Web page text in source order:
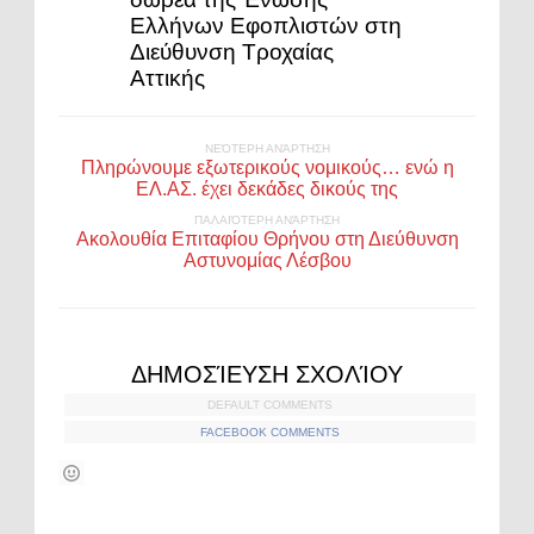
Ελλήνων Εφοπλιστών στη
Διεύθυνση Τροχαίας
Αττικής
ΝΕΌΤΕΡΗ ΑΝΆΡΤΗΣΗ
Πληρώνουμε εξωτερικούς νομικούς… ενώ η
ΕΛ.ΑΣ. έχει δεκάδες δικούς της
ΠΑΛΑΙΌΤΕΡΗ ΑΝΆΡΤΗΣΗ
Ακολουθία Επιταφίου Θρήνου στη Διεύθυνση
Αστυνομίας Λέσβου
ΔΗΜΟΣΊΕΥΣΗ ΣΧΟΛΊΟΥ
DEFAULT COMMENTS
FACEBOOK COMMENTS